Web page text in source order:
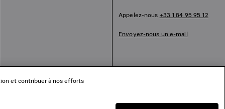
Appelez-nous +33 1 84 95 95 12
Envoyez-nous un e-mail
et contribuer à nos efforts